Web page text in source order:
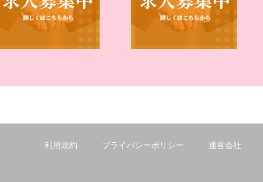
利用規約 プライバシーポリシー 運営会社